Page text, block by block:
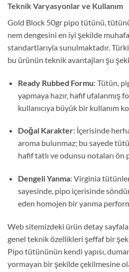
Teknik Varyasyonlar ve Kullanım
Gold Block 50gr pipo tütünü,
nem dengesini en iyi şekilde
standartlarıyla sunulmaktadır.
bu ürünün teknik avantajları şu
Ready Rubbed Formu: Tütün,
yapmaya hazır, hafif ufalanmış
kullanıcıya büyük bir kullanım
Doğal Karakter: İçerisinde
aroma bulunmaz; bu sayede
hafif tatlı ve odunsu notaları ön
Dengeli Yanma: Virginia
sayesinde, pipo içerisinde
eden homojen bir yanma
Web sitemizdeki ürün detay
genel teknik özellikleri şeffaf bir
Pipo tütününün kendi yapısı,
yormayan bir şekilde çekilmesine